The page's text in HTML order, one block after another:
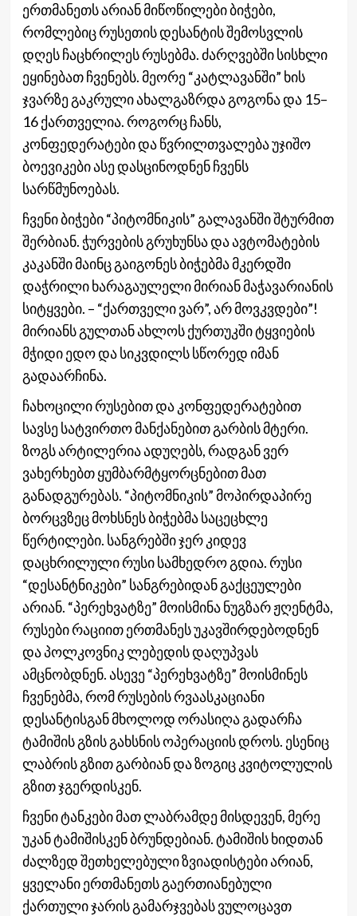
ერთმანეთს არიან მიწოწილები ბიჭები,
რომლებიც რუსეთის დესანტის შემოსვლის
დღეს ჩაცხრილეს რუსებმა. ძარღვებში სისხლი
ეყინებათ ჩვენებს. მეორე “კატლავანში” ხის
ჯვარზე გაკრული ახალგაზრდა გოგონა და 15–
16 ქართველია. როგორც ჩანს,
კონფედერატები და წვრილთვალება უჯიშო
ბოევიკები ასე დასცინოდნენ ჩვენს
სარწმუნოებას.
ჩვენი ბიჭები “პიტომნიკის” გალავანში შტურმით
შერბიან. ჭურვების გრუხუნსა და ავტომატების
კაკანში მაინც გაიგონეს ბიჭებმა მკერდში
დაჭრილი ხარაგაულელი მირიან მაჭავარიანის
სიტყვები. – “ქართველი ვარ”, არ მოვკვდები”!
მირიანს გულთან ახლოს ქურთუკში ტყვიების
მჭიდი ედო და სიკვდილს სწორედ იმან
გადაარჩინა.
ჩახოცილი რუსებით და კონფედერატებით
სავსე სატვირთო მანქანებით გარბის მტერი.
ზოგს არტილერია ადუღებს, რადგან ვერ
ვახერხებთ ყუმბარმტყორცნებით მათ
განადგურებას. “პიტომნიკის” მოპირდაპირე
ბორცვზეც მოხსნეს ბიჭებმა საცეცხლე
წერტილები. სანგრებში ჯერ კიდევ
დაცხრილული რუსი სამხედრო გდია. რუსი
“დესანტნიკები” სანგრებიდან გაქცეულები
არიან. “პერეხვატზე” მოისმინა ნუგზარ ჟღენტმა,
რუსები რაციით ერთმანეს უკავშირდებოდნენ
და პოლკოვნიკ ლებედის დაღუპვას
ამცნობდნენ. ასევე “პერეხვატზე” მოისმინეს
ჩვენებმა, რომ რუსების რვაასკაციანი
დესანტისგან მხოლოდ ორასიღა გადარჩა
ტამიშის გზის გახსნის ოპერაციის დროს. ესენიც
ლაბრის გზით გარბიან და ზოგიც კვიტოლულის
გზით ჯგერდისკენ.
ჩვენი ტანკები მათ ლაბრამდე მისდევენ, მერე
უკან ტამიშისკენ ბრუნდებიან. ტამიშის ხიდთან
ძალზედ შეთხელებული ზვიადისტები არიან,
ყველანი ერთმანეთს გაერთიანებული
ქართული ჯარის გამარჯვებას ვულოცავთ